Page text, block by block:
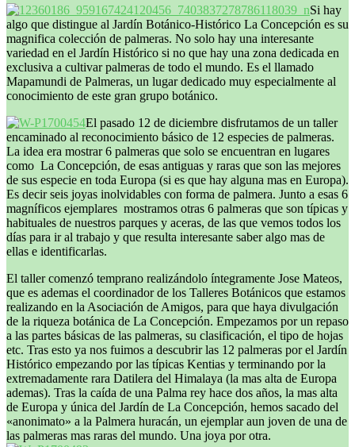
Si hay
algo que distingue al Jardín Botánico-Histórico La Concepción es su
magnifica colección de palmeras. No solo hay una interesante
variedad en el Jardín Histórico si no que hay una zona dedicada en
exclusiva a cultivar palmeras de todo el mundo. Es el llamado
Mapamundi de Palmeras, un lugar dedicado muy especialmente al
conocimiento de este gran grupo botánico.
El pasado 12 de diciembre disfrutamos de un taller
encaminado al reconocimiento básico de 12 especies de palmeras.
La idea era mostrar 6 palmeras que solo se encuentran en lugares
como La Concepción, de esas antiguas y raras que son las mejores
de sus especie en toda Europa (si es que hay alguna mas en Europa).
Es decir seis joyas inolvidables con forma de palmera. Junto a esas 6
magníficos ejemplares mostramos otras 6 palmeras que son típicas y
habituales de nuestros parques y aceras, de las que vemos todos los
días para ir al trabajo y que resulta interesante saber algo mas de
ellas e identificarlas.
El taller comenzó temprano realizándolo íntegramente Jose Mateos,
que es ademas el coordinador de los Talleres Botánicos que estamos
realizando en la Asociación de Amigos, para que haya divulgación
de la riqueza botánica de La Concepción. Empezamos por un repaso
a las partes básicas de las palmeras, su clasificación, el tipo de hojas
etc. Tras esto ya nos fuimos a descubrir las 12 palmeras por el Jardín
Histórico empezando por las típicas Kentias y terminando por la
extremadamente rara Datilera del Himalaya (la mas alta de Europa
ademas). Tras la caída de una Palma rey hace dos años, la mas alta
de Europa y única del Jardín de La Concepción, hemos sacado del
«anonimato» a la Palmera huracán, un ejemplar aun joven de una de
las palmeras mas raras del mundo. Una joya por otra.